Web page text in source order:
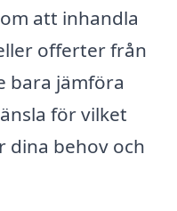
att inhandla
offerter från
bara jämföra
för vilket
dina behov och